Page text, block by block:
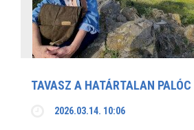
TAVASZ A HATÁRTALAN PALÓC
2026.03.14. 10:06